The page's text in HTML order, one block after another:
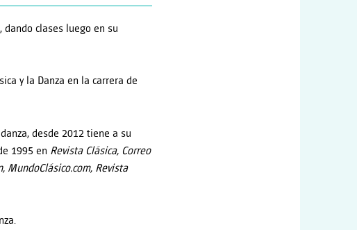
dando clases luego en su
y la Danza en la carrera de
desde 2012 tiene a su
1995 en Revista Clásica, Correo
MundoClásico.com, Revista